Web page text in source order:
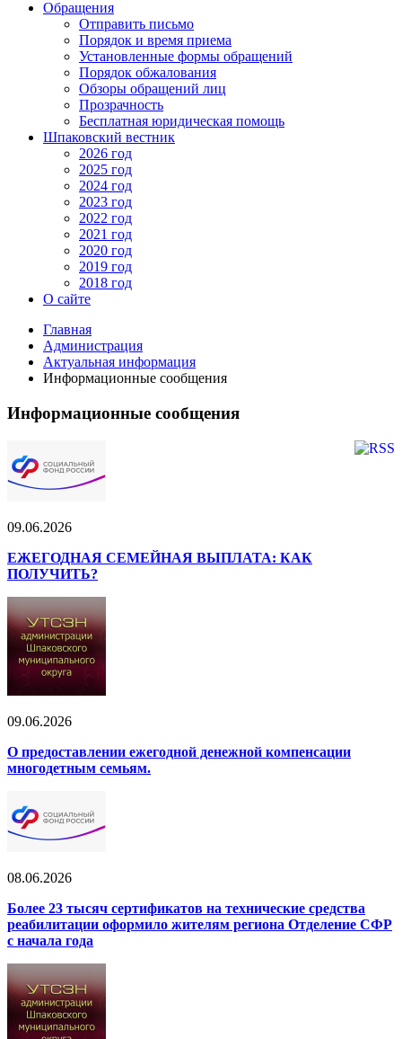
Обращения
Отправить письмо
Порядок и время приема
Установленные формы обращений
Порядок обжалования
Обзоры обращений лиц
Прозрачность
Бесплатная юридическая помощь
Шпаковский вестник
2026 год
2025 год
2024 год
2023 год
2022 год
2021 год
2020 год
2019 год
2018 год
О сайте
Главная
Администрация
Актуальная информация
Информационные сообщения
Информационные сообщения
09.06.2026
ЕЖЕГОДНАЯ СЕМЕЙНАЯ ВЫПЛАТА: КАК
ПОЛУЧИТЬ?
09.06.2026
О предоставлении ежегодной денежной компенсации
многодетным семьям.
08.06.2026
Более 23 тысяч сертификатов на технические средства
реабилитации оформило жителям региона Отделение СФР
с начала года